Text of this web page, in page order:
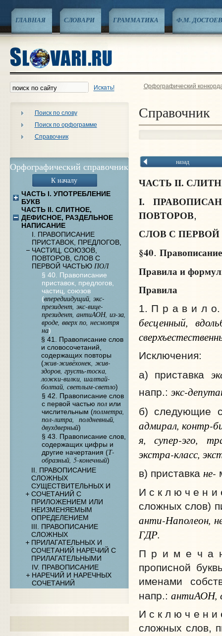
ГЛАВНАЯ СЛОВАРИ ГРАММАТИКА Ф.М.
Искать!
Поиск по слову
Поиск по орфограмме
Справочник
Орфографический справочник
К началу
ЧАСТЬ I. УПОТРЕБЛЕНИЕ
БУКВ
ЧАСТЬ II. СЛИТНОЕ,
ДЕФИСНОЕ, РАЗДЕЛЬНОЕ
НАПИСАНИЕ
I. ПРАВОПИСАНИЕ
ПРИСТАВОК, ПРЕДЛОГОВ,
ЧАСТИЦ, СОЮЗОВ,
ПОВТОРОВ, СЛОВ С
ПЕРВОЙ ЧАСТЬЮ ПОЛ
§ 40. Правописание
приставок, предлогов,
частиц, союзов
(впередиидущий, экс-
президент, экс-вице-
президент, антиАОН, из-за,
вроде, вверх по, несмотря
на)
§ 41. Правописание слов
и словосочетаний,
содержащих повторы
(жив-живёхонек, жив-
здоров, грусть-тоска,
ложки-вилки, шалтай-
болтай, светлым-светло)
§ 42. Правописание слов
с первой частью полили
числительным (полметра,
пол-литра, полдневный,
двухдверный)
§ 43. Правописание слов,
содержащих цифры и
другие начертания (Т-
образный, 5-конечный)
II. ПРАВОПИСАНИЕ
СЛОЖНЫХ
СУЩЕСТВИТЕЛЬНЫХ И
СОЧЕТАНИЙ С
ПРИЛОЖЕНИЕМ ИЛИ
НЕИЗМЕНЯЕМЫМ
ОПРЕДЕЛЕНИЕМ
III. ПРАВОПИСАНИЕ
СЛОЖНЫХ
ПРИЛАГАТЕЛЬНЫХ И
СОЧЕТАНИЙ НАРЕЧИЙ С
ПРИЛАГАТЕЛЬНЫМИ
IV. ПРАВОПИСАНИЕ
НАРЕЧИЙ И НАРЕЧНЫХ
СОЧЕТАНИЙ
Орфографический
Справочник
назад
ЧАСТЬ II.
I.
ПОВТОРОВ,
СЛОВ С
§40.
Правила и
Правила
1. П р а в и л
бесценный,
Исключения:
а) приставка
напр.: экс-
б) следующие
адмирал, контр-
я, супер-эго,
экстра-класс,
в) приставка не-
И с к л ю ч е н и
сложных слов)
анти-Наполеон,
ГДР.
П р и м е ч а н
прописной
именами
напр.: антиАОН,
И с к л ю ч е н и
сложных слов,